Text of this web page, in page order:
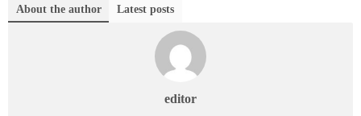
About the author Latest posts
editor